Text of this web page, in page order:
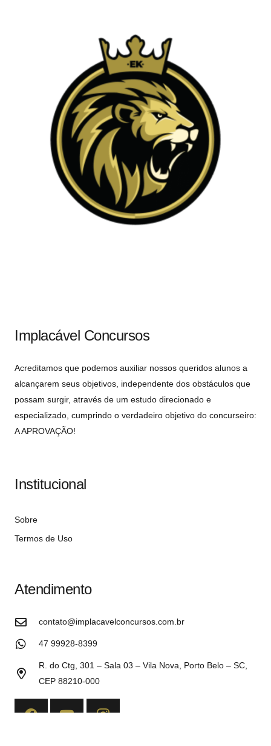
Implacável Concursos
Acreditamos que podemos auxiliar nossos queridos alunos a
alcançarem seus objetivos, independente dos obstáculos que
possam surgir, através de um estudo direcionado e
especializado, cumprindo o verdadeiro objetivo do concurseiro:
A APROVAÇÃO!
Institucional
Sobre
Termos de Uso
Atendimento
contato@implacavelconcursos.com.br
47 99928-8399
R. do Ctg, 301 – Sala 03 – Vila Nova, Porto Belo – SC,
CEP 88210-000